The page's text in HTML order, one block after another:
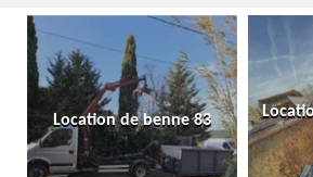
Location de benne 83